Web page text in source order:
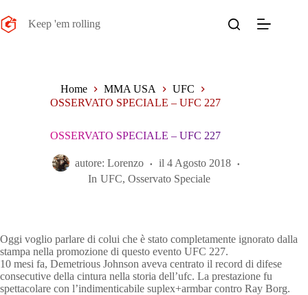
al
contenuto
Keep 'em rolling
Home MMA USA
UFC
OSSERVATO SPECIALE – UFC 227
OSSERVATO SPECIALE – UFC 227
autore: Lorenzo il 4 Agosto 2018
In UFC, Osservato Speciale
Oggi voglio parlare di colui che è stato completamente ignorato dalla
stampa nella promozione di questo evento UFC 227.
10 mesi fa, Demetrious Johnson aveva centrato il record di difese
consecutive della cintura nella storia dell’ufc. La prestazione fu
spettacolare con l’indimenticabile suplex+armbar contro Ray Borg.